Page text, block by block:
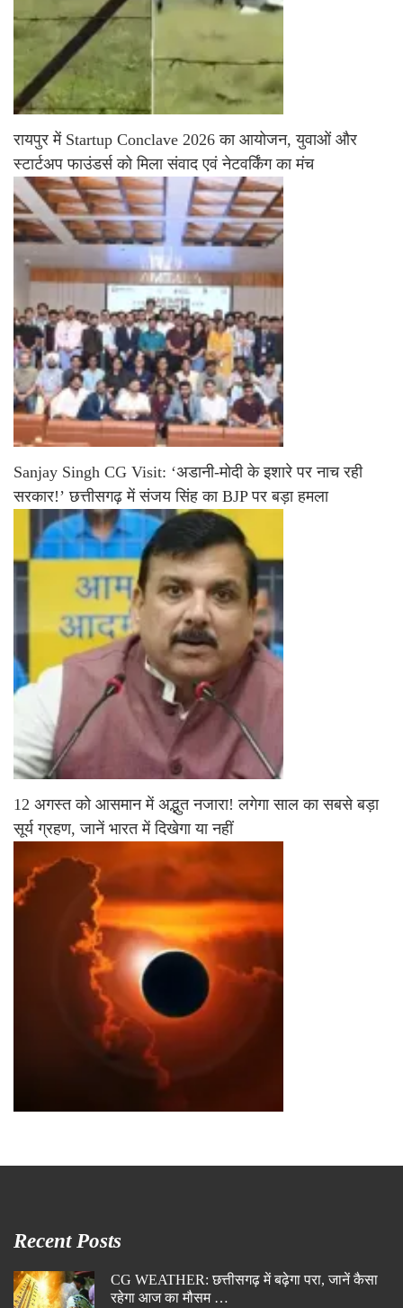
रायपुर में Startup Conclave 2026 का आयोजन, युवाओं और
स्टार्टअप फाउंडर्स को मिला संवाद एवं नेटवर्किंग का मंच
Sanjay Singh CG Visit: ‘अडानी-मोदी के इशारे पर नाच रही
सरकार!’ छत्तीसगढ़ में संजय सिंह का BJP पर बड़ा हमला
12 अगस्त को आसमान में अद्भुत नजारा! लगेगा साल का सबसे बड़ा
सूर्य ग्रहण, जानें भारत में दिखेगा या नहीं
Recent Posts
CG WEATHER: छत्तीसगढ़ में बढ़ेगा परा, जानें कैसा
रहेगा आज का मौसम …